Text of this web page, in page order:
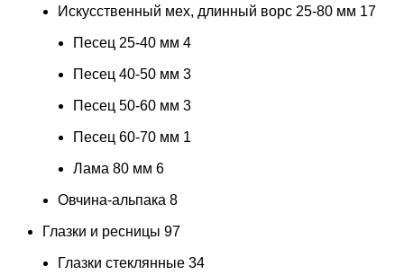
Искусственный мех, длинный ворс 25-80 мм 17
Песец 25-40 мм 4
Песец 40-50 мм 3
Песец 50-60 мм 3
Песец 60-70 мм 1
Лама 80 мм 6
Овчина-альпака 8
Глазки и ресницы 97
Глазки стеклянные 34